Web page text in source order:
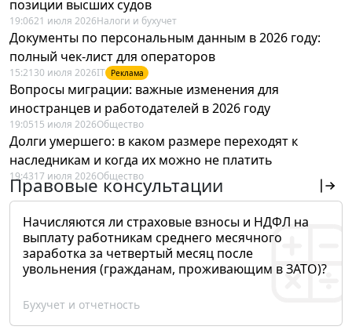
позиции высших судов
19:0621 июля 2026Налоги и бухучет
Документы по персональным данным в 2026 году:
полный чек-лист для операторов
15:21 30 июля 2026IT Реклама
Вопросы миграции: важные изменения для
иностранцев и работодателей в 2026 году
19:0515 июля 2026Общество
Долги умершего: в каком размере переходят к
наследникам и когда их можно не платить
19:4317 июля 2026Общество
Правовые консультации
Начисляются ли страховые взносы и НДФЛ на
выплату работникам среднего месячного
заработка за четвертый месяц после
увольнения (гражданам, проживающим в ЗАТО)?
Бухучет и отчетность